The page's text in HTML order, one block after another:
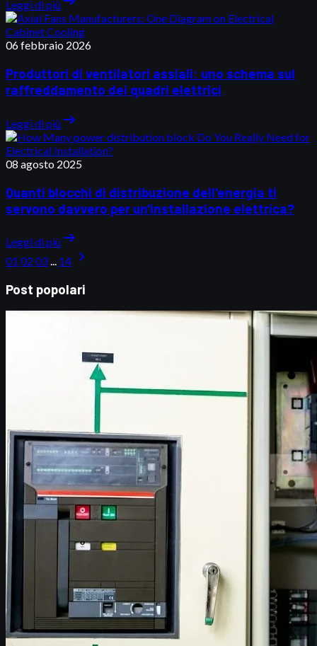
Leggi di più
06 febbraio 2026
Produttori di ventilatori assiali: uno schema sul
raffreddamento dei quadri elettrici
Leggi di più arrow_right_alt
08 agosto 2025
Quanti blocchi di distribuzione dell'energia ti
servono davvero per un'installazione elettrica?
Leggi di più arrow_right_alt
01 02 03... 14 chevron_right
Post popolari